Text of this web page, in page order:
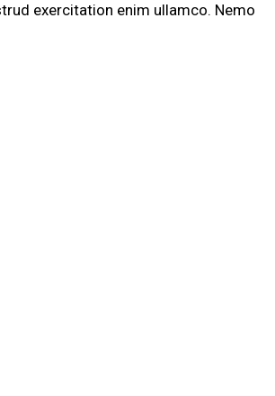
exercitation enim ullamco. Nemo